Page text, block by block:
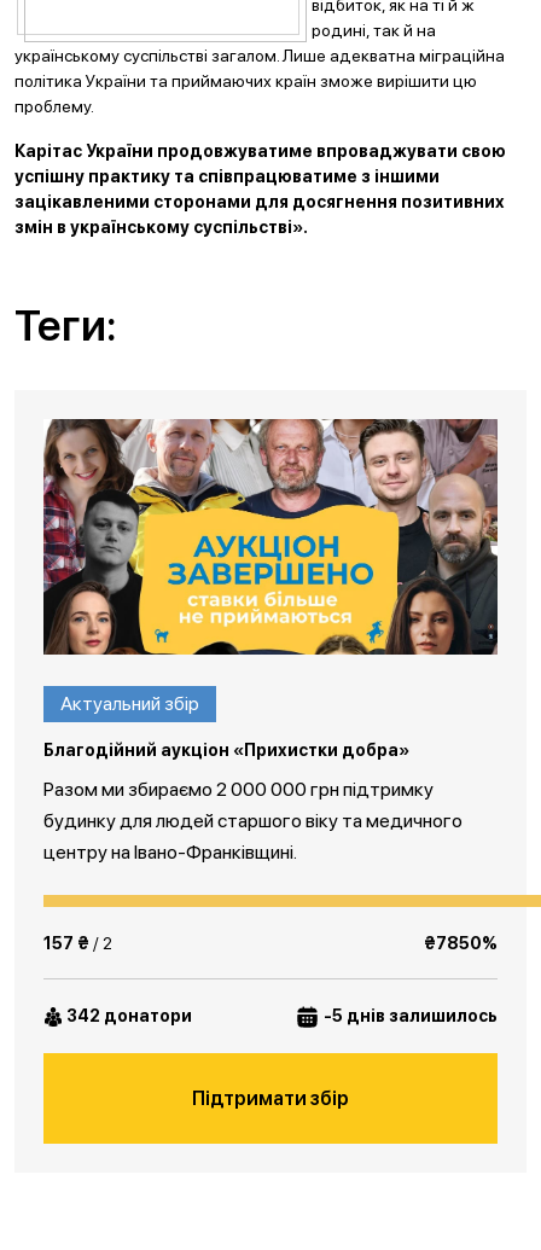
відбиток, як на ті й ж
родині, так й на
українському суспільстві загалом. Лише адекватна міграційна
політика України та приймаючих країн зможе вирішити цю
проблему.
Карітас України продовжуватиме впроваджувати свою
успішну практику та співпрацюватиме з іншими
зацікавленими сторонами для досягнення позитивних
змін в українському суспільстві».
Теги:
Актуальний збір
Благодійний аукціон «Прихистки добра»
Разом ми збираємо 2 000 000 грн підтримку
будинку для людей старшого віку та медичного
центру на Івано-Франківщині.
157 ₴ / 2 ₴7850%
342 донатори -5 днів залишилось
Підтримати збір